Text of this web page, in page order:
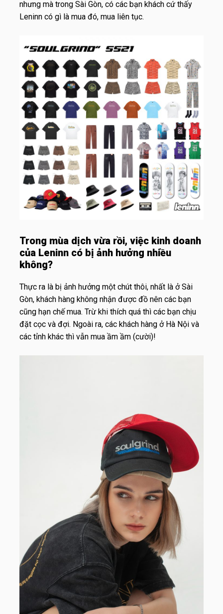
nhưng mà trong Sài Gòn, có các bạn khách cứ thấy
Leninn có gì là mua đó, mua liên tục.
Trong mùa dịch vừa rồi, việc kinh doanh
của Leninn có bị ảnh hưởng nhiều
không?
Thực ra là bị ảnh hưởng một chút thôi, nhất là ở Sài
Gòn, khách hàng không nhận được đồ nên các bạn
cũng hạn chế mua. Trừ khi thích quá thì các bạn chịu
đặt cọc và đợi. Ngoài ra, các khách hàng ở Hà Nội và
các tỉnh khác thì vẫn mua ầm ầm (cười)!